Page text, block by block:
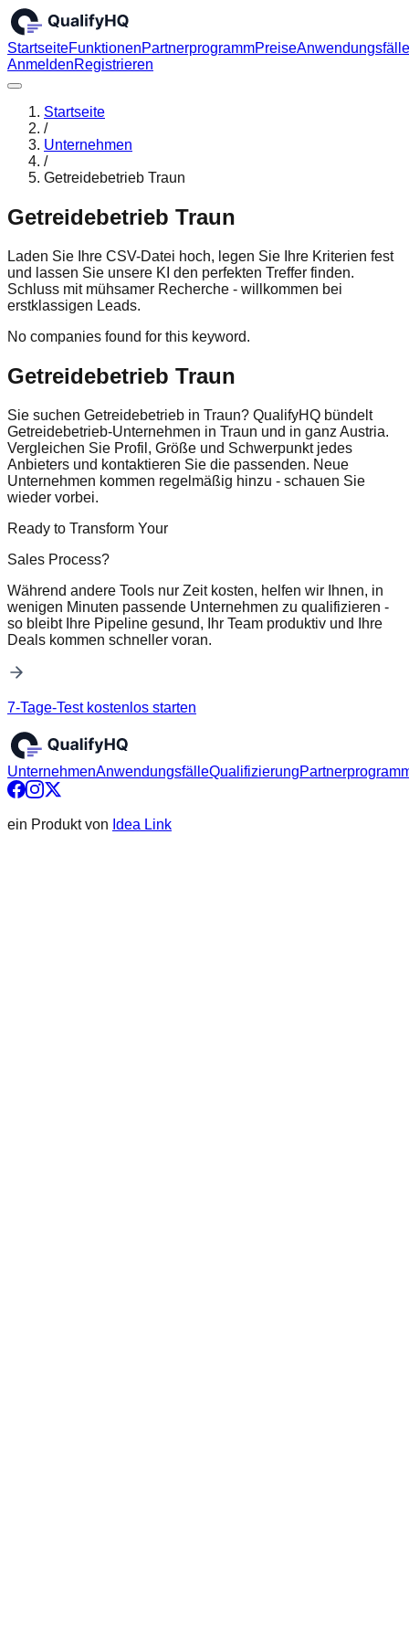
StartseiteFunktionenPartnerprogrammPreiseAnwendungsfälle
AnmeldenRegistrieren
Startseite
/
Unternehmen
/
Getreidebetrieb Traun
Getreidebetrieb Traun
Laden Sie Ihre CSV-Datei hoch, legen Sie Ihre Kriterien fest
und lassen Sie unsere KI den perfekten Treffer finden.
Schluss mit mühsamer Recherche - willkommen bei
erstklassigen Leads.
No companies found for this keyword.
Getreidebetrieb Traun
Sie suchen Getreidebetrieb in Traun? QualifyHQ bündelt
Getreidebetrieb-Unternehmen in Traun und in ganz Austria.
Vergleichen Sie Profil, Größe und Schwerpunkt jedes
Anbieters und kontaktieren Sie die passenden. Neue
Unternehmen kommen regelmäßig hinzu - schauen Sie
wieder vorbei.
Ready to Transform Your
Sales Process?
Während andere Tools nur Zeit kosten, helfen wir Ihnen, in
wenigen Minuten passende Unternehmen zu qualifizieren -
so bleibt Ihre Pipeline gesund, Ihr Team produktiv und Ihre
Deals kommen schneller voran.
7-Tage-Test kostenlos starten
UnternehmenAnwendungsfälleQualifizierung
ein Produkt von Idea Link